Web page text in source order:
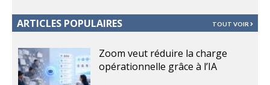
ARTICLES POPULAIRES TOUT VOIR
Zoom veut réduire la charge
opérationnelle grâce à l’IA